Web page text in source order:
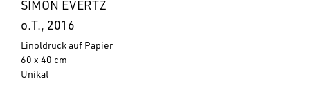
SIMON EVERTZ
o.T., 2016
Linoldruck auf Papier
60 x 40 cm
Unikat